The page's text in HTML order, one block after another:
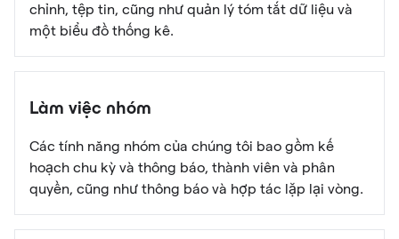
chỉnh, tệp tin, cũng như quản lý tóm tắt dữ liệu và
một biểu đồ thống kê.
Làm việc nhóm
Các tính năng nhóm của chúng tôi bao gồm kế
hoạch chu kỳ và thông báo, thành viên và phân
quyền, cũng như thông báo và hợp tác lặp lại vòng.